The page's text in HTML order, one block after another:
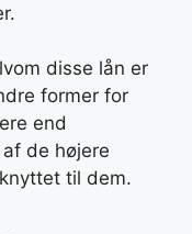
disse lån er
former for
end
de højere
til dem.